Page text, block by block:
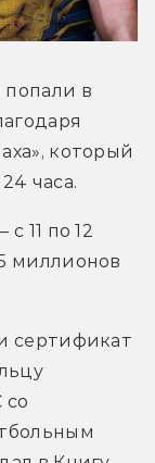
в
который
часа.
11 по 12
миллионов
сертификат
со